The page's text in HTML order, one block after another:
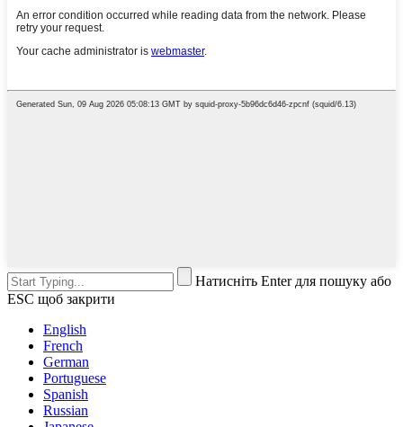
Натисніть Enter для пошуку або
ESC щоб закрити
English
French
German
Portuguese
Spanish
Russian